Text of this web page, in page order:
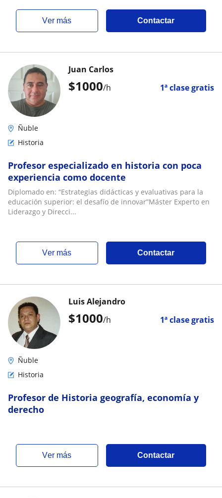
ver más Contactar
$1000/h 1ª clase gratis
Juan Carlos
Ñuble
Historia
Profesor especializado en historia con poca
experiencia como docente
Diplomado en: “Estrategias didácticas y evaluativas para la
educación superior: el desafío de innovar”Máster Experto en
Liderazgo y Direcci...
ver más Contactar
$1000/h 1ª clase gratis
Luis Alejandro
Ñuble
Historia
Profesor de Historia geografía, economía y
derecho
ver más Contactar